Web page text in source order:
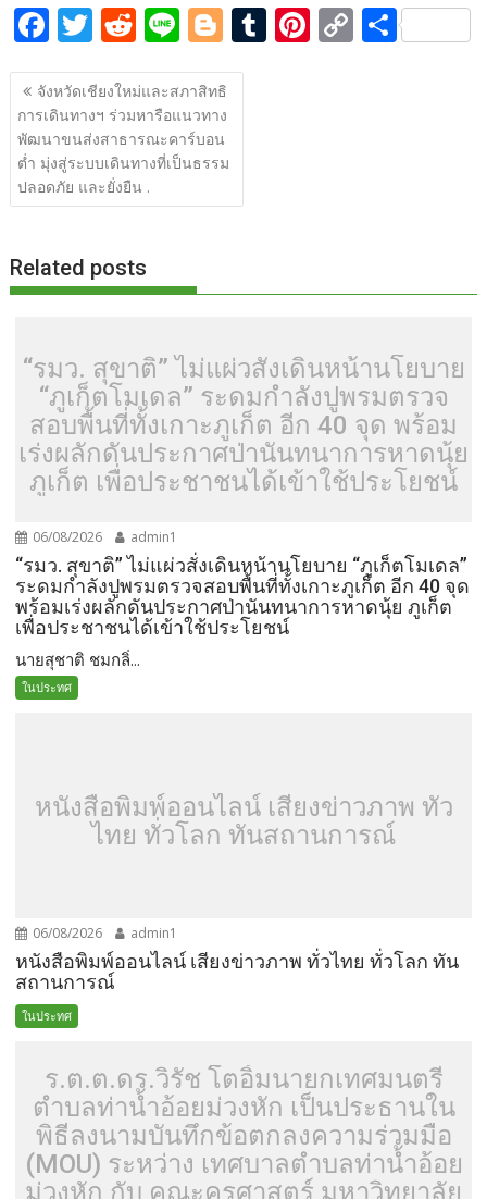
F
ac
e
b
o
o
T
w
itt
er
R
e
d
di
t
Li
n
e
Bl
o
g
g
er
T Pi C S
แนะแนว
เรื่อง
จังหวัดเชียงใหม่และสภาสิทธิ
การเดินทางฯ ร่วมหารือแนวทาง
พัฒนาขนส่งสาธารณะคาร์บอน
ต่ำ มุ่งสู่ระบบเดินทางที่เป็นธรรม
ปลอดภัย และยั่งยืน .
Related posts
“รมว. สุขาติ” ไม่แผ่วสั่งเดินหน้านโยบาย
“ภูเก็ตโมเดล” ระดมกำลังปูพรมตรวจ
สอบพื้นที่ทั้งเกาะภูเก็ต อีก 40 จุด พร้อม
เร่งผลักดันประกาศป่านันทนาการหาดนุ้ย
ภูเก็ต เพื่อประชาชนได้เข้าใช้ประโยชน์
06/08/2026 admin1
“รมว. สุขาติ” ไม่แผ่วสั่งเดินหน้านโยบาย “ภูเก็ตโมเดล”
ระดมกำลังปูพรมตรวจสอบพื้นที่ทั้งเกาะภูเก็ต อีก 40 จุด
พร้อมเร่งผลักดันประกาศป่านันทนาการหาดนุ้ย ภูเก็ต
เพื่อประชาชนได้เข้าใช้ประโยชน์
นายสุชาติ ชมกลิ่...
ในประทศ
หนังสือพิมพ์ออนไลน์ เสียงข่าวภาพ ทั่ว
ไทย ทั่วโลก ทันสถานการณ์
06/08/2026 admin1
หนังสือพิมพ์ออนไลน์ เสียงข่าวภาพ ทั่วไทย ทั่วโลก ทัน
สถานการณ์
ในประทศ
ร.ต.ต.ดร.วิรัช โตอิ้มนายกเทศมนตรี
ตำบลท่าน้ำอ้อยม่วงหัก เป็นประธานใน
พิธีลงนามบันทึกข้อตกลงความร่วมมือ
(MOU) ระหว่าง เทศบาลตำบลท่าน้ำอ้อย
ม่วงหัก กับ คณะครุศาสตร์ มหาวิทยาลัย